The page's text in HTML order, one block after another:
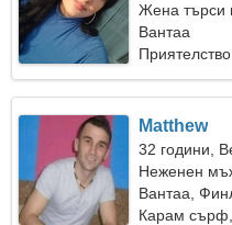
Жена търси
Вантаа
Приятелство
Matthew
32 години,
Неженен
Вантаа,
Карам